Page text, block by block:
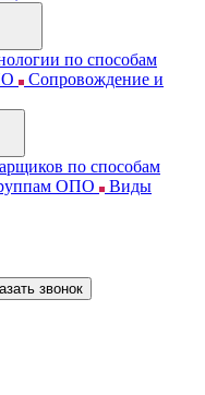
по способам
Сопровождение и
по способам
ОПО
Виды
Заказать звонок